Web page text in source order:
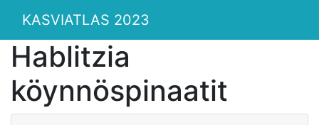
KASVIATLAS 2023
Hablitzia
köynnöspinaatit